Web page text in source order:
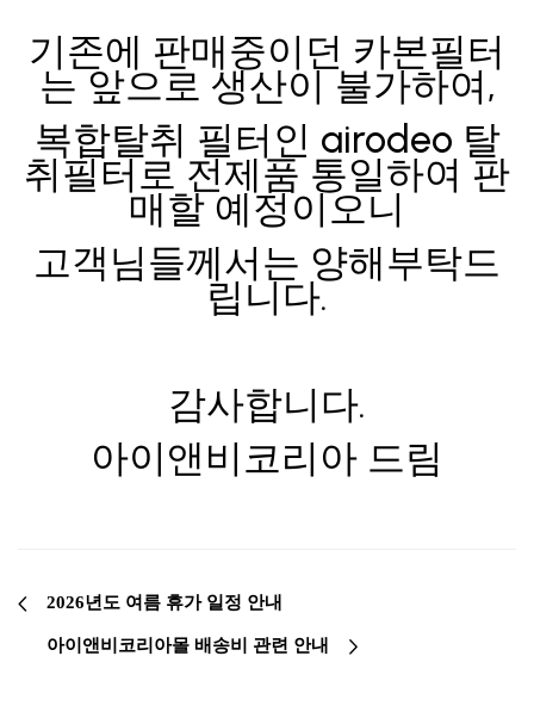
기존에 판매중이던 카본필터
는 앞으로 생산이 불가하여,
복합탈취 필터인 airodeo 탈
취필터로 전제품 통일하여 판
매할 예정이오니
고객님들께서는 양해부탁드
립니다.
감사합니다.
아이앤비코리아 드림
2026년도 여름 휴가 일정 안내
아이앤비코리아몰 배송비 관련 안내